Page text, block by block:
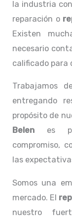
la industria
reparación o
Existen
necesario
calificado para
Trabajamos
entregando
propósito de
Belen es
compromiso,
las
Somos una
mercado. El
nuestro